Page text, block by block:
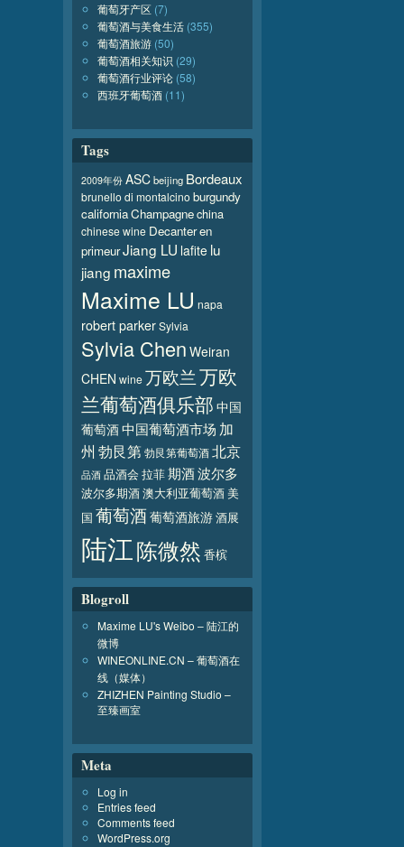
葡萄牙产区 (7)
葡萄酒与美食生活 (355)
葡萄酒旅游 (50)
葡萄酒相关知识 (29)
葡萄酒行业评论 (58)
西班牙葡萄酒 (11)
Tags
2009年份 ASCbeijing Bordeaux
brunello di montalcinoburgundy
californiaChampagnechina
chinese wine Decanteren
primeurJiang LU lafite lu
jiang maxime
Maxime LU napa
robert parkerSylvia
Sylvia Chen Weiran
CHEN wine万欧兰万欧
兰葡萄酒俱乐部中国
葡萄酒中国葡萄酒市场 加
州 勃艮第勃艮第葡萄酒北京
品酒品酒会 拉菲期酒波尔多
波尔多期酒澳大利亚葡萄酒美
国 葡萄酒葡萄酒旅游酒展
陆江陈微然 香槟
Blogroll
Maxime LU's Weibo – 陆江的
微博
WINEONLINE.CN – 葡萄酒在
线（媒体）
ZHIZHEN Painting Studio –
至臻画室
Meta
Log in
Entries feed
Comments feed
WordPress.org